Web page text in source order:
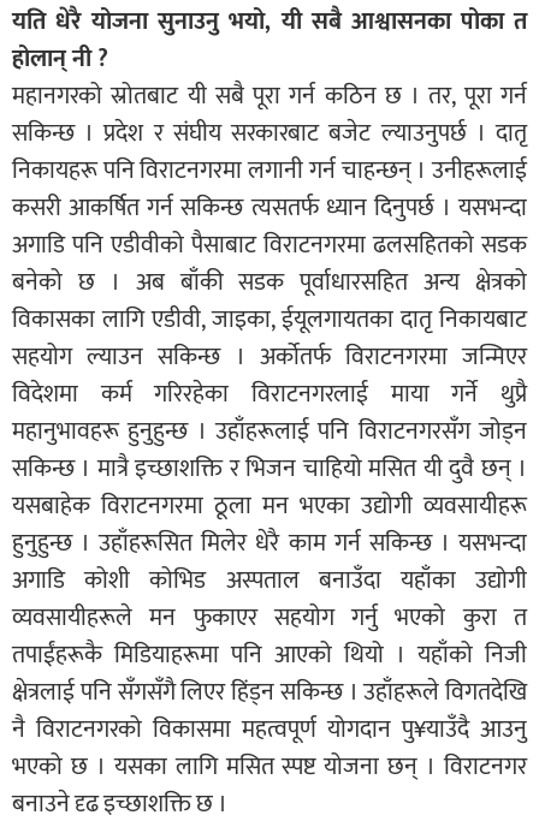
यति धेरै योजना सुनाउनु भयो, यी सबै आश्वासनका पोका त
होलान् नी ?
महानगरको स्रोतबाट यी सबै पूरा गर्न कठिन छ । तर, पूरा गर्न
सकिन्छ । प्रदेश र संघीय सरकारबाट बजेट ल्याउनुपर्छ । दातृ
निकायहरू पनि विराटनगरमा लगानी गर्न चाहन्छन् । उनीहरूलाई
कसरी आकर्षित गर्न सकिन्छ त्यसतर्फ ध्यान दिनुपर्छ । यसभन्दा
अगाडि पनि एडीवीको पैसाबाट विराटनगरमा ढलसहितको सडक
बनेको छ । अब बाँकी सडक पूर्वाधारसहित अन्य क्षेत्रको
विकासका लागि एडीवी, जाइका, ईयूलगायतका दातृ निकायबाट
सहयोग ल्याउन सकिन्छ । अर्कोतर्फ विराटनगरमा जन्मिएर
विदेशमा कर्म गरिरहेका विराटनगरलाई माया गर्ने थुप्रै
महानुभावहरू हुनुहुन्छ । उहाँहरूलाई पनि विराटनगरसँग जोड्न
सकिन्छ । मात्रै इच्छाशक्ति र भिजन चाहियो मसित यी दुवै छन् ।
यसबाहेक विराटनगरमा ठूला मन भएका उद्योगी व्यवसायीहरू
हुनुहुन्छ । उहाँहरूसित मिलेर धेरै काम गर्न सकिन्छ । यसभन्दा
अगाडि कोशी कोभिड अस्पताल बनाउँदा यहाँका उद्योगी
व्यवसायीहरूले मन फुकाएर सहयोग गर्नु भएको कुरा त
तपाईंहरूकै मिडियाहरूमा पनि आएको थियो । यहाँको निजी
क्षेत्रलाई पनि सँगसँगै लिएर हिंड्न सकिन्छ । उहाँहरूले विगतदेखि
नै विराटनगरको विकासमा महत्वपूर्ण योगदान पु¥याउँदै आउनु
भएको छ । यसका लागि मसित स्पष्ट योजना छन् । विराटनगर
बनाउने दृढ इच्छाशक्ति छ ।